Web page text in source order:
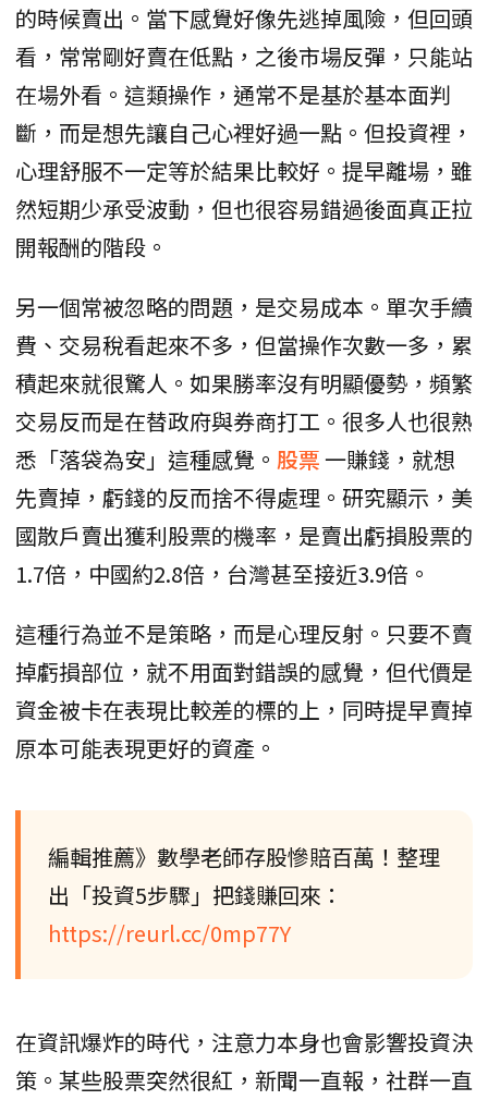
的時候賣出。當下感覺好像先逃掉風險，但回頭
看，常常剛好賣在低點，之後市場反彈，只能站
在場外看。這類操作，通常不是基於基本面判
斷，而是想先讓自己心裡好過一點。但投資裡，
心理舒服不一定等於結果比較好。提早離場，雖
然短期少承受波動，但也很容易錯過後面真正拉
開報酬的階段。
另一個常被忽略的問題，是交易成本。單次手續
費、交易稅看起來不多，但當操作次數一多，累
積起來就很驚人。如果勝率沒有明顯優勢，頻繁
交易反而是在替政府與券商打工。很多人也很熟
悉「落袋為安」這種感覺。 股票一賺錢，就想
先賣掉，虧錢的反而捨不得處理。研究顯示，美
國散戶賣出獲利股票的機率，是賣出虧損股票的
1.7倍，中國約2.8倍，台灣甚至接近3.9倍。
這種行為並不是策略，而是心理反射。只要不賣
掉虧損部位，就不用面對錯誤的感覺，但代價是
資金被卡在表現比較差的標的上，同時提早賣掉
原本可能表現更好的資產。
編輯推薦》數學老師存股慘賠百萬！整理
出「投資5步驟」把錢賺回來：
https://reurl.cc/0mp77Y
在資訊爆炸的時代，注意力本身也會影響投資決
策。某些股票突然很紅，新聞一直報，社群一直